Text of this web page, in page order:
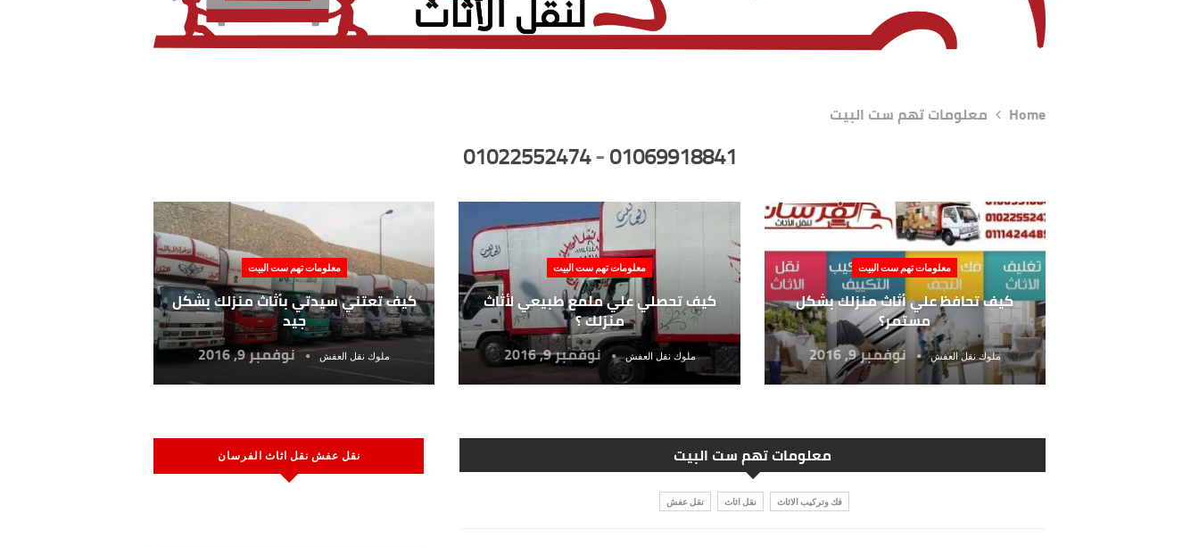
Home معلومات تهم ست البيت
01022552474-01069918841
معلومات تهم ست البيت
كيف تحافظ علي أثاث منزلك بشكل
مستمر؟
ملوك نقل العفش نوفمبر 9, 2016
معلومات تهم ست البيت
كيف تحصلي علي ملمع طبيعي لأثاث
منزلك ؟
ملوك نقل العفش نوفمبر 9, 2016
معلومات تهم ست البيت
كيف تعتني سيدتي بأثاث منزلك بشكل
جيد
ملوك نقل العفش نوفمبر 9, 2016
معلومات تهم ست البيت
فك وتركيب الاثاث نقل اثاث نقل عفش
نقل عفش نقل اثاث الفرسان